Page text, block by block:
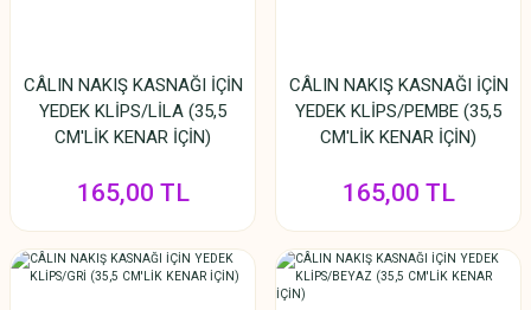
CÂLIN NAKIŞ KASNAĞI İÇİN
YEDEK KLİPS/LİLA (35,5
CM'LİK KENAR İÇİN)
165,00 TL
CÂLIN NAKIŞ KASNAĞI İÇİN
YEDEK KLİPS/PEMBE (35,5
CM'LİK KENAR İÇİN)
165,00 TL